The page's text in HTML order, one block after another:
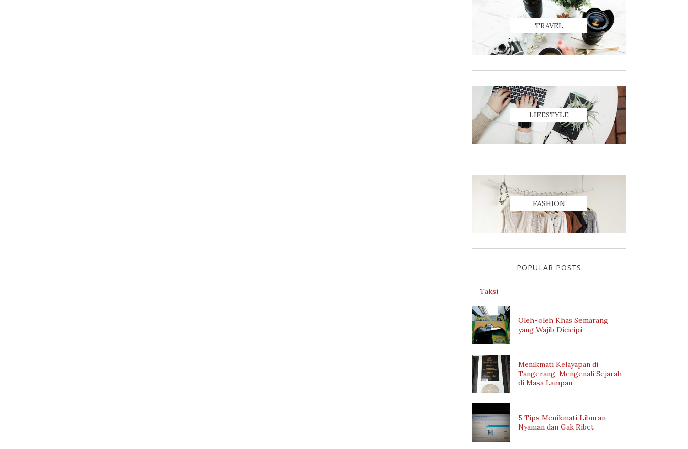
TRAVEL
LIFESTYLE
FASHION
POPULAR POSTS
Taksi
Oleh-oleh Khas Semarang
yang Wajib Dicicipi
Menikmati Kelayapan di
Tangerang, Mengenali Sejarah
di Masa Lampau
5 Tips Menikmati Liburan
Nyaman dan Gak Ribet